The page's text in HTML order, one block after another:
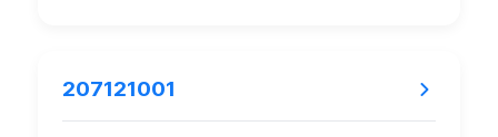
207121001